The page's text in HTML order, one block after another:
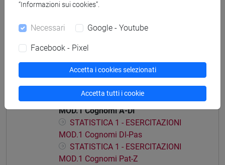
STATISTICA - 1 Cognomi Dl-Pas
STATISTICA - 2
STATISTICA - 2 Cognomi A-Di
STATISTICA - 2 Cognomi Pat-Z
STATISTICA 1 - ESERCITAZIONI MOD.1
STATISTICA 1 - ESERCITAZIONI
MOD.1 Cognomi A-Di
STATISTICA 1 - ESERCITAZIONI
MOD.1 Cognomi Dl-Pas
STATISTICA 1 - ESERCITAZIONI
MOD.1 Cognomi Pat-Z
“Informazioni sui cookies”.
Necessari Google - Youtube
Facebook - Pixel
Accetta i cookies selezionati
Accetta tutti i cookie